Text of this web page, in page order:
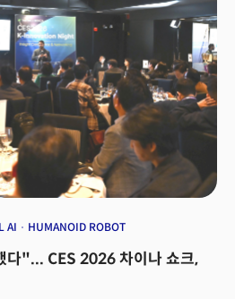
것이다. 우문현답이었다. 그의 말처럼
를 보고, 탐색하고, 이노베이션이 태어나는
맛보는' 수준을 넘어섰다.과거에도 기술
, 모바일과 인터넷이 결합했다. 그러나 이번
합의 '대상'이 아니라 융합을 '가능하게 하는
산업들이 AI라는 공통 문법을 갖게 되면서,
본적으로 달라졌다. 더 중요한 것은 이
실행 국면에 들어섰다는 점이다.가장 중요한
니라 모든 산업의 기본 전제가 되었다는
볼 수 있었다는 점이다. 지난해 CES
능'이었다. 자율주행, 생성형 AI, 스마트홈 등
니었다. 헬스케어, 자동차, 에너지, 제조 등
'없으면 경쟁 자체가 불가능한 것'으로
업은 AI를 의료기기의 한 기능으로
AI HUMANOID ROBOT
다"... CES 2026 차이나 쇼크,